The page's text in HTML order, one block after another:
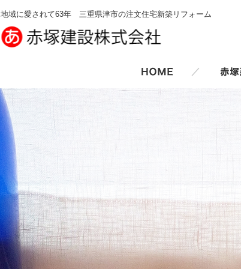
地域に愛されて63年 三重県津市の注文住宅新築リフォーム
／